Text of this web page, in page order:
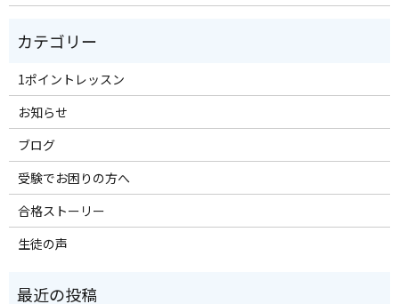
1ポイントレッスン
お知らせ
ブログ
受験でお困りの方へ
合格ストーリー
生徒の声